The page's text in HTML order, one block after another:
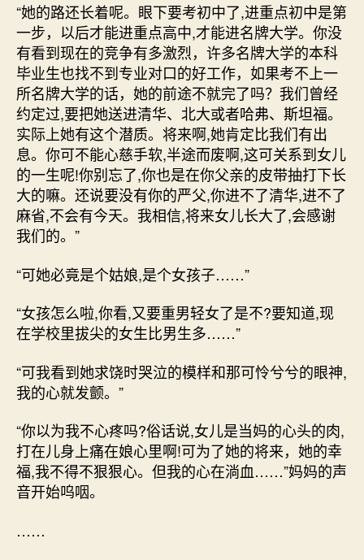
“她的路还长着呢。眼下要考初中了,进重点初中是第
一步，以后才能进重点高中,才能进名牌大学。你没
有看到现在的竞争有多激烈，许多名牌大学的本科
毕业生也找不到专业对口的好工作，如果考不上一
所名牌大学的话，她的前途不就完了吗？我们曾经
约定过,要把她送进清华、北大或者哈弗、斯坦福。
实际上她有这个潜质。将来啊,她肯定比我们有出
息。你可不能心慈手软,半途而废啊,这可关系到女儿
的一生呢!你别忘了,你也是在你父亲的皮带抽打下长
大的嘛。还说要没有你的严父,你进不了清华,进不了
麻省,不会有今天。我相信,将来女儿长大了,会感谢
我们的。”
“可她必竟是个姑娘,是个女孩子……”
“女孩怎么啦,你看,又要重男轻女了是不?要知道,现
在学校里拔尖的女生比男生多……”
“可我看到她求饶时哭泣的模样和那可怜兮兮的眼神,
我的心就发颤。”
“你以为我不心疼吗?俗话说,女儿是当妈的心头的肉,
打在儿身上痛在娘心里啊!可为了她的将来，她的幸
福,我不得不狠狠心。但我的心在淌血……”妈妈的声
音开始呜咽。
……